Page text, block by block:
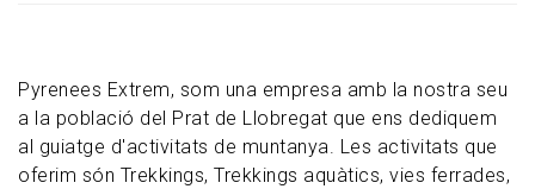
Pyrenees Extrem, som una empresa amb la nostra seu
a la població del Prat de Llobregat que ens dediquem
al guiatge d'activitats de muntanya. Les activitats que
oferim són Trekkings, Trekkings aquàtics, vies ferrades,